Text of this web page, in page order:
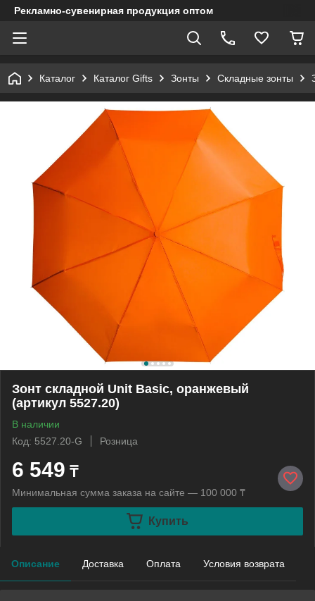
Рекламно-сувенирная продукция оптом
Каталог Каталог Gifts Зонты Складные зонты
Зонт складной Unit Basic, оранжевый
(артикул 5527.20)
В наличии
Код: 5527.20-G
Розница
6 549 ₸
Минимальная сумма заказа на сайте — 100 000 ₸
Купить
Описание Доставка Оплата Условия возврата